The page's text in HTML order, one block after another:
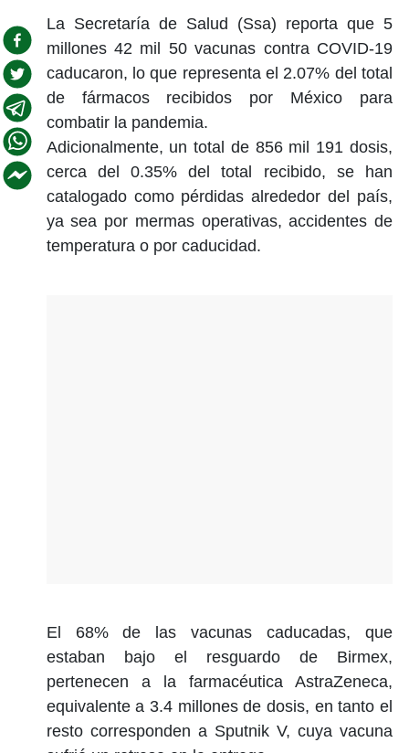
La Secretaría de Salud (Ssa) reporta que 5
millones 42 mil 50 vacunas contra COVID-19
caducaron, lo que representa el 2.07% del total
de fármacos recibidos por México para
combatir la pandemia.
Adicionalmente, un total de 856 mil 191 dosis,
cerca del 0.35% del total recibido, se han
catalogado como pérdidas alrededor del país,
ya sea por mermas operativas, accidentes de
temperatura o por caducidad.
El 68% de las vacunas caducadas, que
estaban bajo el resguardo de Birmex,
pertenecen a la farmacéutica AstraZeneca,
equivalente a 3.4 millones de dosis, en tanto el
resto corresponden a Sputnik V, cuya vacuna